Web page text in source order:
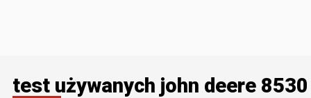
test używanych john deere 8530